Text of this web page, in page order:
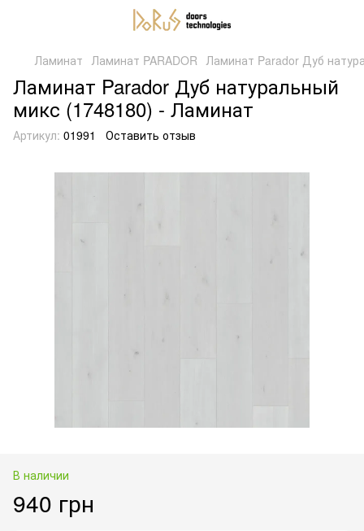
Ламинат Ламинат PARADOR Ламинат Parador Дуб
Ламинат Parador Дуб натуральный
микс (1748180) - Ламинат
Артикул: 01991 Оставить отзыв
В наличии
940 грн